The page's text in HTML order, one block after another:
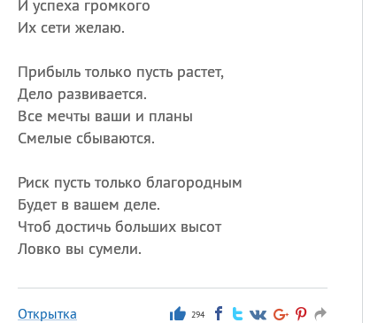
И успеха громкого
Их сети желаю.
Прибыль только пусть растет,
Дело развивается.
Все мечты ваши и планы
Смелые сбываются.
Риск пусть только благородным
Будет в вашем деле.
Чтоб достичь больших высот
Ловко вы сумели.
Открытка 294